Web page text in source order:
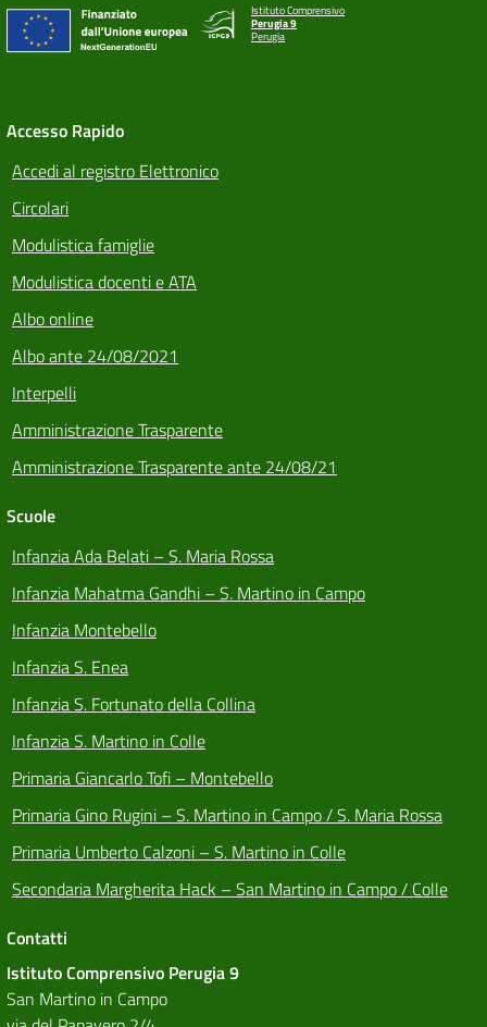
Istituto Comprensivo
Perugia 9
Perugia
Accesso Rapido
Accedi al registro Elettronico
Circolari
Modulistica famiglie
Modulistica docenti e ATA
Albo online
Albo ante 24/08/2021
Interpelli
Amministrazione Trasparente
Amministrazione Trasparente ante 24/08/21
Scuole
Infanzia Ada Belati – S. Maria Rossa
Infanzia Mahatma Gandhi – S. Martino in Campo
Infanzia Montebello
Infanzia S. Enea
Infanzia S. Fortunato della Collina
Infanzia S. Martino in Colle
Primaria Giancarlo Tofi – Montebello
Primaria Gino Rugini – S. Martino in Campo / S. Maria Rossa
Primaria Umberto Calzoni – S. Martino in Colle
Secondaria Margherita Hack – San Martino in Campo / Colle
Contatti
Istituto Comprensivo Perugia 9
San Martino in Campo